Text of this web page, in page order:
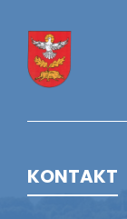
KONTAKT